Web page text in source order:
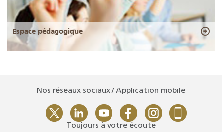
Espace pédagogique
Nos réseaux sociaux / Application mobile
Toujours à votre écoute